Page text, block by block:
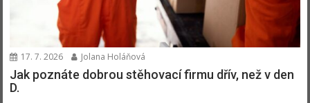
17. 7. 2026 Jolana Holáňová
Jak poznáte dobrou stěhovací firmu dřív, než v den
D.